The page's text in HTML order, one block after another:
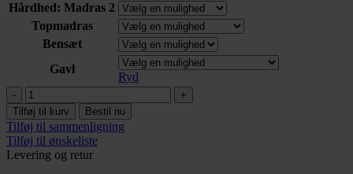
Hårdhed: Madras 2
Topmadras
Bensæt
Gavl
Ryd
Karma
Lux
Høj
Kontinental
antal
Tilføj til kurv Bestil nu
Tilføj til sammenligning
Tilføj til ønskeliste
Levering og retur